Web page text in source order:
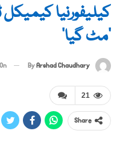
کیلیفورنیا
‘مٹ گیا’
ByArshad Chaudhary
On
21
Share